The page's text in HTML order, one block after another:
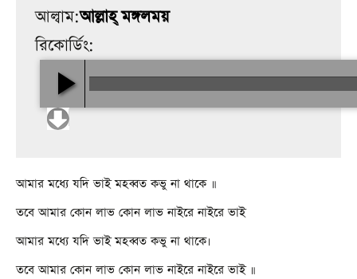
আল্বাম:আল্লাহ্‌ মঙ্গলময়
রিকোর্ডিং:
আমার মধ্যে যদি ভাই মহব্বত কভু না থাকে ॥
তবে আমার কোন লাভ কোন লাভ নাইরে নাইরে ভাই
আমার মধ্যে যদি ভাই মহব্বত কভু না থাকে।
তবে আমার কোন লাভ কোন লাভ নাইরে নাইরে ভাই ॥